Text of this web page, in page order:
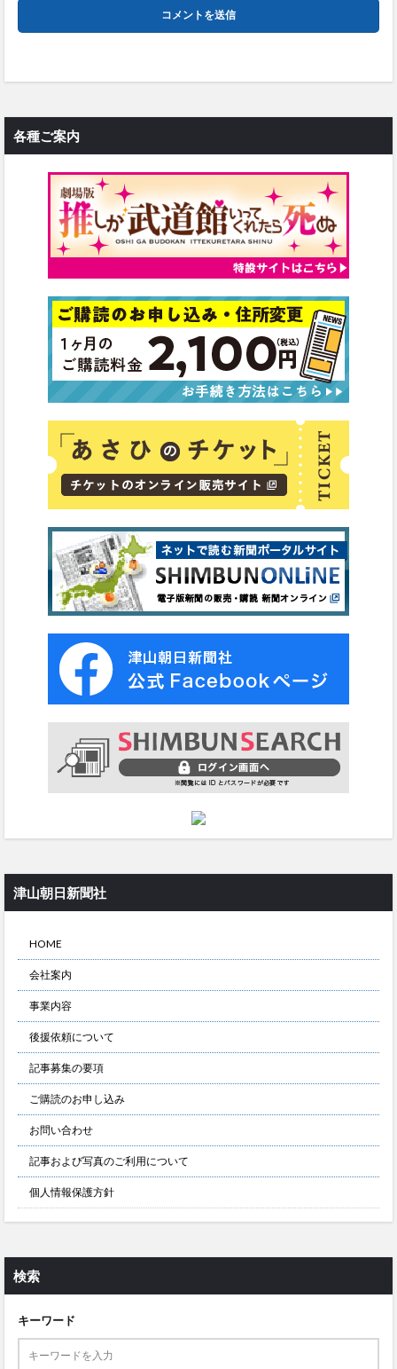
各種ご案内
津山朝日新聞社
HOME
会社案内
事業内容
後援依頼について
記事募集の要項
ご購読のお申し込み
お問い合わせ
記事および写真のご利用について
個人情報保護方針
検索
キーワード